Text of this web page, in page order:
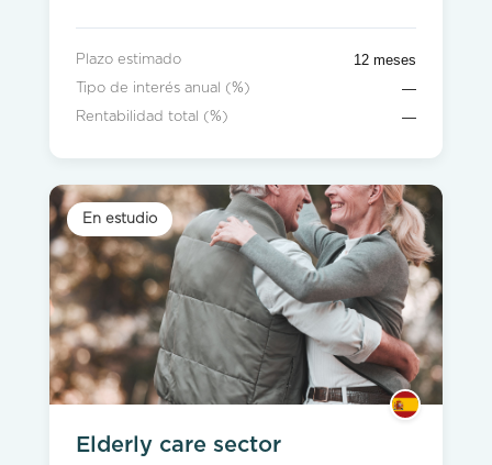
Plazo estimado 12 meses
Tipo de interés anual (%) —
Rentabilidad total (%) —
En estudio
Elderly care sector